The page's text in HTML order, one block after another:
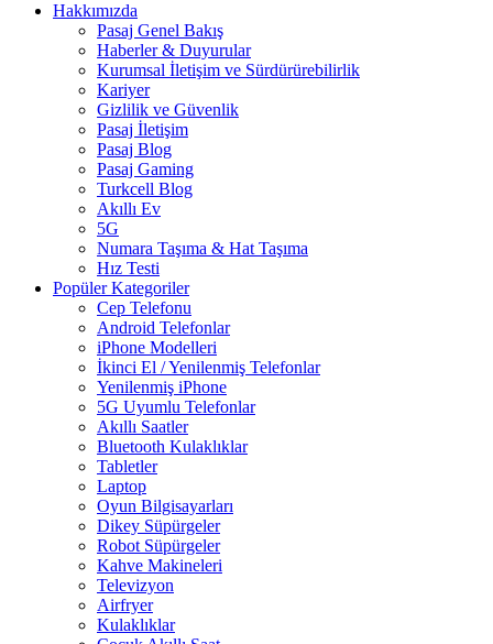
Hakkımızda
Pasaj Genel Bakış
Haberler & Duyurular
Kurumsal İletişim ve Sürdürürebilirlik
Kariyer
Gizlilik ve Güvenlik
Pasaj İletişim
Pasaj Blog
Pasaj Gaming
Turkcell Blog
Akıllı Ev
5G
Numara Taşıma & Hat Taşıma
Hız Testi
Popüler Kategoriler
Cep Telefonu
Android Telefonlar
iPhone Modelleri
İkinci El / Yenilenmiş Telefonlar
Yenilenmiş iPhone
5G Uyumlu Telefonlar
Akıllı Saatler
Bluetooth Kulaklıklar
Tabletler
Laptop
Oyun Bilgisayarları
Dikey Süpürgeler
Robot Süpürgeler
Kahve Makineleri
Televizyon
Airfryer
Kulaklıklar